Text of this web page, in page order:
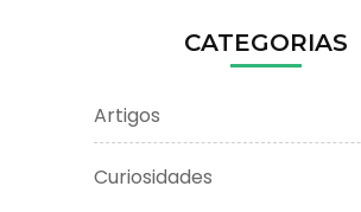
CATEGORIAS
Artigos
Curiosidades